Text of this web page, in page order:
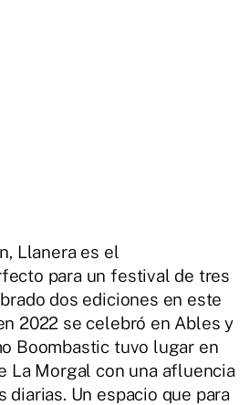
Llanera es el
para un festival de tres
dos ediciones en este
2022 se celebró en Ables y
Boombastic tuvo lugar en
La Morgal con una afluencia
diarias. Un espacio que para